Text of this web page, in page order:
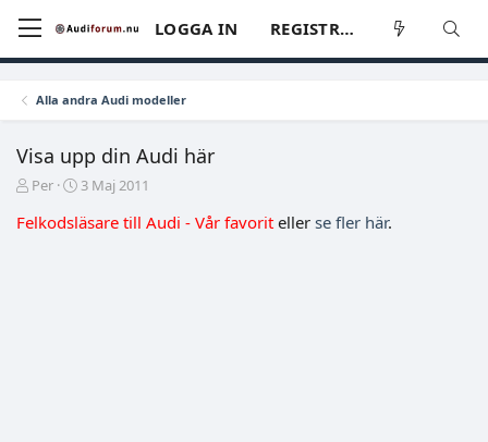
LOGGA IN REGISTRERA
Alla andra Audi modeller
Visa upp din Audi här
T
å
Per
S
a
3 Maj 2011
Felkodsläsare till Audi - Vår favorit eller se fler här.